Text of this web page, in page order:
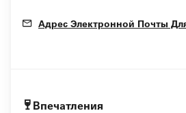
Адрес Электронной Почты
Впечатления